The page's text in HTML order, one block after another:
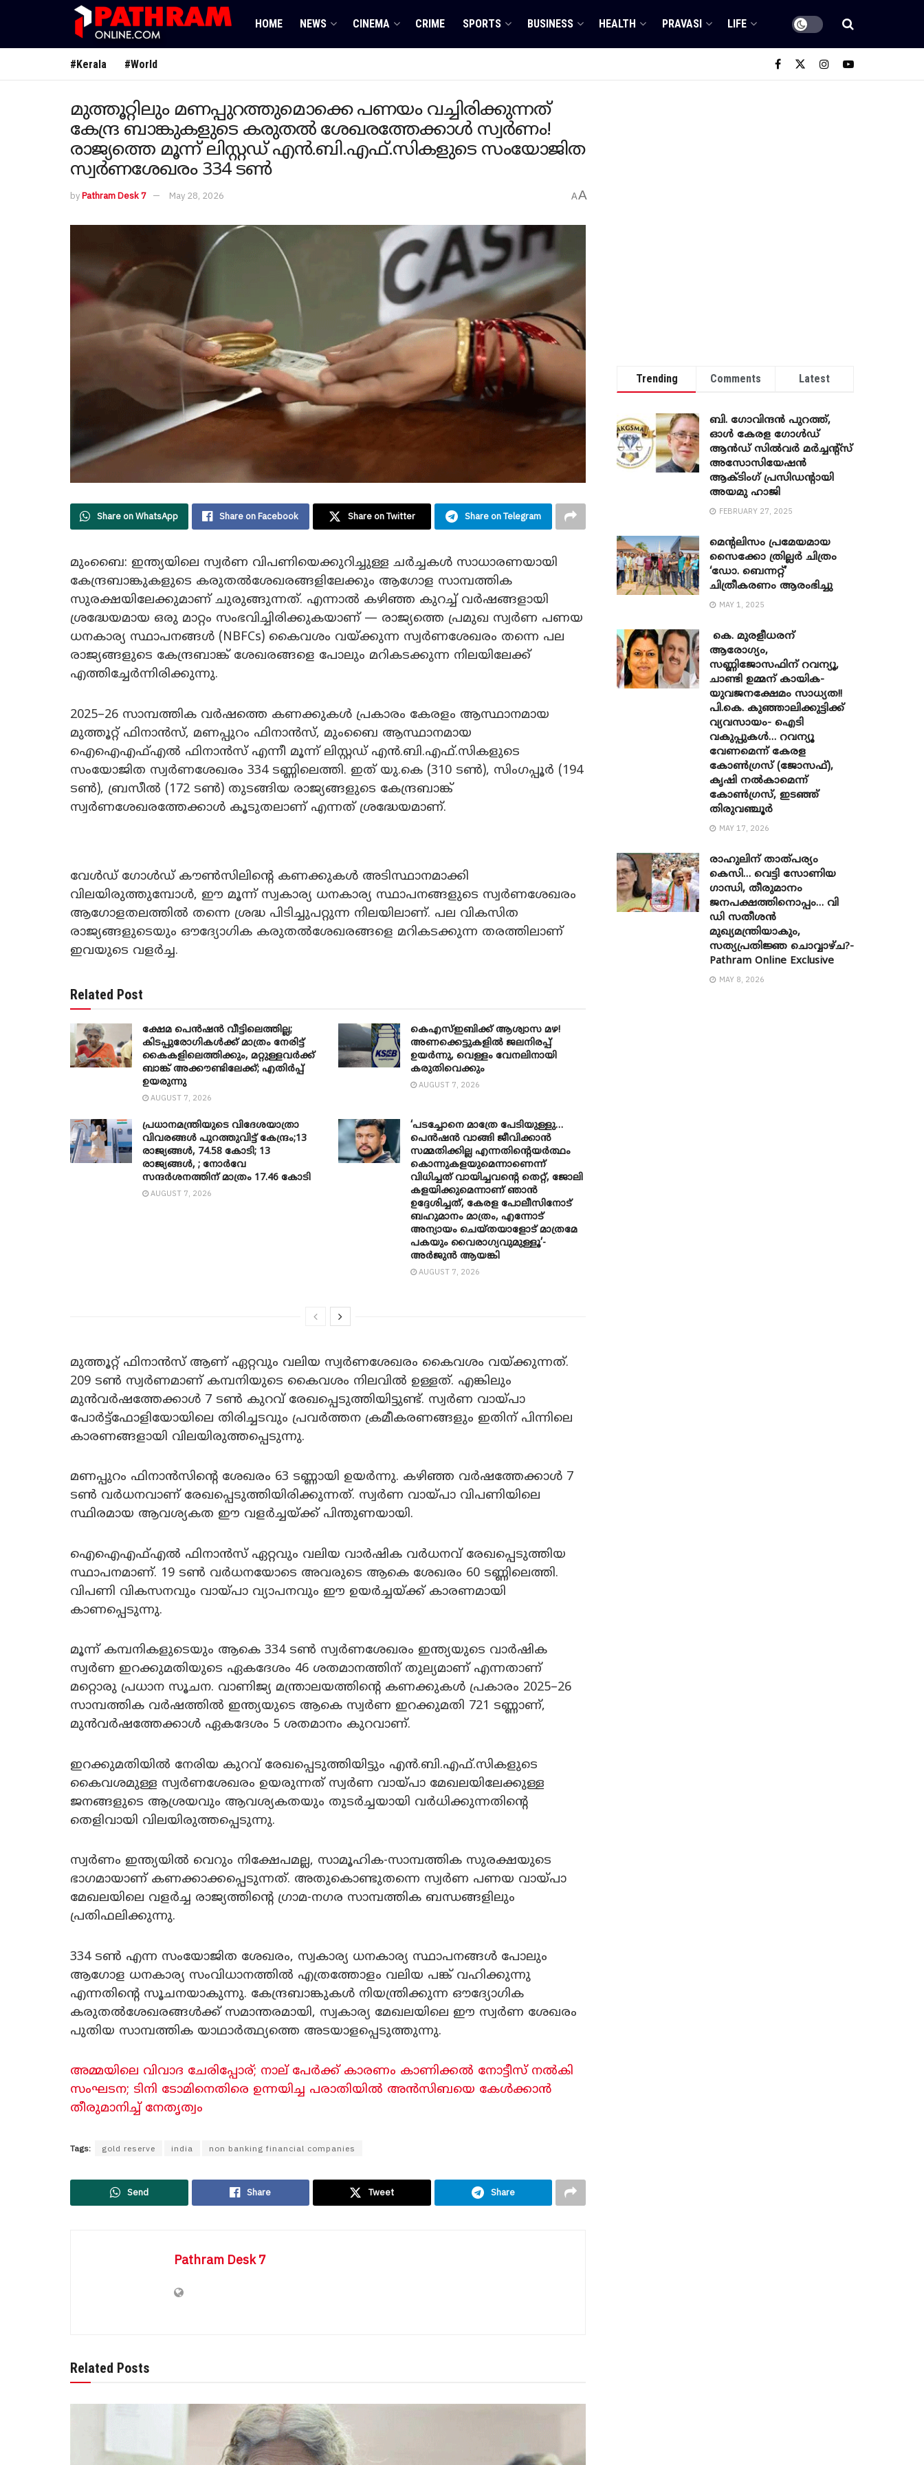
HOME NEWS CINEMA CRIME SPORTS BUSINESS HEALTH PRAVASI LIFE
#Kerala #World
മുത്തൂറ്റിലും മണപ്പുറത്തുമൊക്കെ പണയം വച്ചിരിക്കുന്നത്
കേന്ദ്ര ബാങ്കുകളുടെ കരുതൽ ശേഖരത്തേക്കാൾ സ്വർണം!
രാജ്യത്തെ മൂന്ന് ലിസ്റ്റഡ് എൻ.ബി.എഫ്.സികളുടെ സംയോജിത
സ്വർണശേഖരം 334 ടൺ
byPathram Desk 7 May 28, 2026 AA
Share on WhatsApp Share on Facebook Share on Twitter Share on Telegram
മുംബൈ: ഇന്ത്യയിലെ സ്വർണ വിപണിയെക്കുറിച്ചുള്ള ചർച്ചകൾ സാധാരണയായി
കേന്ദ്രബാങ്കുകളുടെ കരുതൽശേഖരങ്ങളിലേക്കും ആഗോള സാമ്പത്തിക
സുരക്ഷയിലേക്കുമാണ് ചുരുങ്ങുന്നത്. എന്നാൽ കഴിഞ്ഞ കുറച്ച് വർഷങ്ങളായി
ശ്രദ്ധേയമായ ഒരു മാറ്റം സംഭവിച്ചിരിക്കുകയാണ് — രാജ്യത്തെ പ്രമുഖ സ്വർണ പണയ
ധനകാര്യ സ്ഥാപനങ്ങൾ (NBFCs) കൈവശം വയ്ക്കുന്ന സ്വർണശേഖരം തന്നെ പല
രാജ്യങ്ങളുടെ കേന്ദ്രബാങ്ക് ശേഖരങ്ങളെ പോലും മറികടക്കുന്ന നിലയിലേക്ക്
എത്തിച്ചേർന്നിരിക്കുന്നു.
2025–26 സാമ്പത്തിക വർഷത്തെ കണക്കുകൾ പ്രകാരം കേരളം ആസ്ഥാനമായ
മുത്തൂറ്റ് ഫിനാൻസ്, മണപ്പുറം ഫിനാൻസ്, മുംബൈ ആസ്ഥാനമായ
ഐഐഎഫ്എൽ ഫിനാൻസ് എന്നീ മൂന്ന് ലിസ്റ്റഡ് എൻ.ബി.എഫ്.സികളുടെ
സംയോജിത സ്വർണശേഖരം 334 ടണ്ണിലെത്തി. ഇത് യു.കെ (310 ടൺ), സിംഗപ്പൂർ (194
ടൺ), ബ്രസീൽ (172 ടൺ) തുടങ്ങിയ രാജ്യങ്ങളുടെ കേന്ദ്രബാങ്ക്
സ്വർണശേഖരത്തേക്കാൾ കൂടുതലാണ് എന്നത് ശ്രദ്ധേയമാണ്.
വേൾഡ് ഗോൾഡ് കൗൺസിലിന്റെ കണക്കുകൾ അടിസ്ഥാനമാക്കി
വിലയിരുത്തുമ്പോൾ, ഈ മൂന്ന് സ്വകാര്യ ധനകാര്യ സ്ഥാപനങ്ങളുടെ സ്വർണശേഖരം
ആഗോളതലത്തിൽ തന്നെ ശ്രദ്ധ പിടിച്ചുപറ്റുന്ന നിലയിലാണ്. പല വികസിത
രാജ്യങ്ങളുടെയും ഔദ്യോഗിക കരുതൽശേഖരങ്ങളെ മറികടക്കുന്ന തരത്തിലാണ്
ഇവയുടെ വളർച്ച.
Related Post
ക്ഷേമ പെൻഷൻ വീട്ടിലെത്തില്ല;
കിടപ്പുരോഗികൾക്ക് മാത്രം നേരിട്ട്
കൈകളിലെത്തിക്കും, മറ്റുള്ളവർക്ക്
ബാങ്ക് അക്കൗണ്ടിലേക്ക്; എതിർപ്പ്
ഉയരുന്നു
AUGUST 7, 2026
കെഎസ്ഇബിക്ക് ആശ്വാസ മഴ!
അണക്കെട്ടുകളിൽ ജലനിരപ്പ്
ഉയർന്നു, വെള്ളം വേനലിനായി
കരുതിവെക്കും
AUGUST 7, 2026
പ്രധാനമന്ത്രിയുടെ വിദേശയാത്രാ
വിവരങ്ങൾ പുറത്തുവിട്ട് കേന്ദ്രം;13
രാജ്യങ്ങൾ, 74.58 കോടി; 13
രാജ്യങ്ങൾ, ; നോർവേ
സന്ദർശനത്തിന് മാത്രം 17.46 കോടി
AUGUST 7, 2026
‘പടച്ചോനെ മാത്രേ പേടിയുള്ളു…
പെൻഷൻ വാങ്ങി ജീവിക്കാൻ
സമ്മതിക്കില്ല എന്നതിന്റെയർത്ഥം
കൊന്നുകളയുമെന്നാണെന്ന്
വിധിച്ചത് വായിച്ചവന്റെ തെറ്റ്, ജോലി
കളയിക്കുമെന്നാണ് ഞാൻ
ഉദ്ദേശിച്ചത്, കേരള പോലീസിനോട്
ബഹുമാനം മാത്രം, എന്നോട്
അന്യായം ചെയ്തയാളോട് മാത്രമേ
പകയും വൈരാഗ്യവുമുള്ളൂ’-
അർജുൻ ആയങ്കി
AUGUST 7, 2026
മുത്തൂറ്റ് ഫിനാൻസ് ആണ് ഏറ്റവും വലിയ സ്വർണശേഖരം കൈവശം വയ്ക്കുന്നത്.
209 ടൺ സ്വർണമാണ് കമ്പനിയുടെ കൈവശം നിലവിൽ ഉള്ളത്. എങ്കിലും
മുൻവർഷത്തേക്കാൾ 7 ടൺ കുറവ് രേഖപ്പെടുത്തിയിട്ടുണ്ട്. സ്വർണ വായ്പാ
പോർട്ട്ഫോളിയോയിലെ തിരിച്ചടവും പ്രവർത്തന ക്രമീകരണങ്ങളും ഇതിന് പിന്നിലെ
കാരണങ്ങളായി വിലയിരുത്തപ്പെടുന്നു.
മണപ്പുറം ഫിനാൻസിന്റെ ശേഖരം 63 ടണ്ണായി ഉയർന്നു. കഴിഞ്ഞ വർഷത്തേക്കാൾ 7
ടൺ വർധനവാണ് രേഖപ്പെടുത്തിയിരിക്കുന്നത്. സ്വർണ വായ്പാ വിപണിയിലെ
സ്ഥിരമായ ആവശ്യകത ഈ വളർച്ചയ്ക്ക് പിന്തുണയായി.
ഐഐഎഫ്എൽ ഫിനാൻസ് ഏറ്റവും വലിയ വാർഷിക വർധനവ് രേഖപ്പെടുത്തിയ
സ്ഥാപനമാണ്. 19 ടൺ വർധനയോടെ അവരുടെ ആകെ ശേഖരം 60 ടണ്ണിലെത്തി.
വിപണി വികസനവും വായ്പാ വ്യാപനവും ഈ ഉയർച്ചയ്ക്ക് കാരണമായി
കാണപ്പെടുന്നു.
മൂന്ന് കമ്പനികളുടെയും ആകെ 334 ടൺ സ്വർണശേഖരം ഇന്ത്യയുടെ വാർഷിക
സ്വർണ ഇറക്കുമതിയുടെ ഏകദേശം 46 ശതമാനത്തിന് തുല്യമാണ് എന്നതാണ്
മറ്റൊരു പ്രധാന സൂചന. വാണിജ്യ മന്ത്രാലയത്തിന്റെ കണക്കുകൾ പ്രകാരം 2025–26
സാമ്പത്തിക വർഷത്തിൽ ഇന്ത്യയുടെ ആകെ സ്വർണ ഇറക്കുമതി 721 ടണ്ണാണ്,
മുൻവർഷത്തേക്കാൾ ഏകദേശം 5 ശതമാനം കുറവാണ്.
ഇറക്കുമതിയിൽ നേരിയ കുറവ് രേഖപ്പെടുത്തിയിട്ടും എൻ.ബി.എഫ്.സികളുടെ
കൈവശമുള്ള സ്വർണശേഖരം ഉയരുന്നത് സ്വർണ വായ്പാ മേഖലയിലേക്കുള്ള
ജനങ്ങളുടെ ആശ്രയവും ആവശ്യകതയും തുടർച്ചയായി വർധിക്കുന്നതിന്റെ
തെളിവായി വിലയിരുത്തപ്പെടുന്നു.
സ്വർണം ഇന്ത്യയിൽ വെറും നിക്ഷേപമല്ല, സാമൂഹിക-സാമ്പത്തിക സുരക്ഷയുടെ
ഭാഗമായാണ് കണക്കാക്കപ്പെടുന്നത്. അതുകൊണ്ടുതന്നെ സ്വർണ പണയ വായ്പാ
മേഖലയിലെ വളർച്ച രാജ്യത്തിന്റെ ഗ്രാമ-നഗര സാമ്പത്തിക ബന്ധങ്ങളിലും
പ്രതിഫലിക്കുന്നു.
334 ടൺ എന്ന സംയോജിത ശേഖരം, സ്വകാര്യ ധനകാര്യ സ്ഥാപനങ്ങൾ പോലും
ആഗോള ധനകാര്യ സംവിധാനത്തിൽ എത്രത്തോളം വലിയ പങ്ക് വഹിക്കുന്നു
എന്നതിന്റെ സൂചനയാകുന്നു. കേന്ദ്രബാങ്കുകൾ നിയന്ത്രിക്കുന്ന ഔദ്യോഗിക
കരുതൽശേഖരങ്ങൾക്ക് സമാന്തരമായി, സ്വകാര്യ മേഖലയിലെ ഈ സ്വർണ ശേഖരം
പുതിയ സാമ്പത്തിക യാഥാർത്ഥ്യത്തെ അടയാളപ്പെടുത്തുന്നു.
അമ്മയിലെ വിവാ​ദ ചേരിപ്പോര്; നാല് പേർക്ക് കാരണം കാണിക്കൽ നോട്ടീസ് നൽകി
സംഘടന; ടിനി ടോമിനെതിരെ ഉന്നയിച്ച പരാതിയിൽ അൻസിബയെ കേൾക്കാൻ
തീരുമാനിച്ച് നേതൃത്വം
Tags: gold reserve india non banking financial companies
Send Share Tweet Share
Pathram Desk 7
Related Posts
Trending Comments Latest
ബി. ​ഗോവിന്ദൻ പുറത്ത്,
ഓൾ കേരള ഗോൾഡ്
ആൻഡ് സിൽവർ മർച്ചന്റ്സ്
അസോസിയേഷൻ
ആക്ടിംഗ് പ്രസിഡന്റായി
അയമു ഹാജി
FEBRUARY 27, 2025
മെന്‍റലിസം പ്രമേയമായ
സൈക്കോ ത്രില്ലർ ചിത്രം
‘ഡോ. ബെന്നറ്റ്’
ചിത്രീകരണം ആരംഭിച്ചു
MAY 1, 2025
കെ. മുരളീധരന്
ആരോഗ്യം,
സണ്ണിജോസഫിന് റവന്യൂ,
ചാണ്ടി ഉമ്മന് കായിക-
യുവജനക്ഷേമം സാധ്യത!!
പി.കെ. കുഞ്ഞാലിക്കുട്ടിക്ക്
വ്യവസായം- ഐടി
വകുപ്പുകൾ… റവന്യൂ
വേണമെന്ന് കേരള
കോൺഗ്രസ് (ജോസഫ്),
കൃഷി നൽകാമെന്ന്
കോൺഗ്രസ്, ഇടഞ്ഞ്
തിരുവഞ്ചൂർ
MAY 17, 2026
രാഹുലിന് താത്പര്യം
കെസി… വെട്ടി സോണിയ ​
ഗാന്ധി, തീരുമാനം
ജനപക്ഷത്തിനൊപ്പം… വി
ഡി സതീശൻ
മുഖ്യമന്ത്രിയാകും,
സത്യപ്രതിജ്ഞ ചൊവ്വാഴ്ച?-
Pathram Online Exclusive
MAY 8, 2026